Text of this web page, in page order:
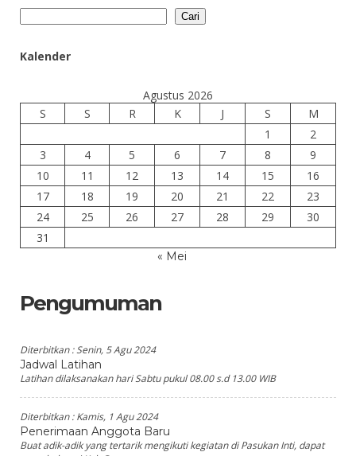
Cari
Kalender
Agustus 2026
S
S R K J S
M
1
2
3
4 5 6 7 8
9
10
11 12 13 14 15
16
17
18 19 20 21 22
23
24
25 26 27 28 29
30
31
« Mei
Pengumuman
Diterbitkan :Senin, 5 Agu 2024
Jadwal Latihan
Latihan dilaksanakan hari Sabtu pukul 08.00 s.d 13.00 WIB
Diterbitkan :Kamis, 1 Agu 2024
Penerimaan Anggota Baru
Buat adik-adik yang tertarik mengikuti kegiatan di Pasukan Inti, dapat